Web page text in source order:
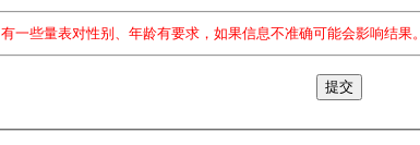
有一些量表对性别、年龄有要求，如果信息不准确可能会影响结果。